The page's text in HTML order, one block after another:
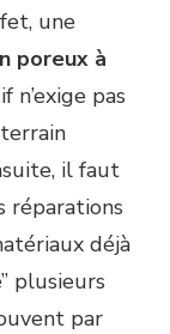
une
poreux à
n’exige pas
il faut
réparations
déjà
plusieurs
par